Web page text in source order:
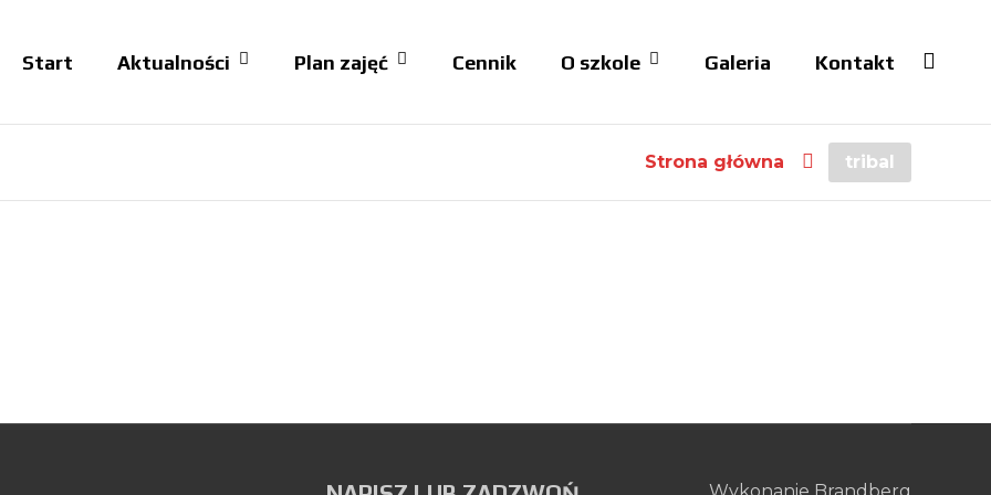
Start Aktualności Plan zajęć Cennik O szkole Galeria Kontakt
Strona główna tribal
ZAJĘĆ